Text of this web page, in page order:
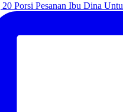
Porsi Pesanan Ibu Dina